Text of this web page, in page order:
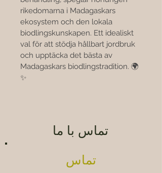
rikedomarna i Madagaskars
ekosystem och den lokala
biodlingskunskapen. Ett idealiskt
val för att stödja hållbart jordbruk
och upptäcka det bästa av
Madagaskars biodlingstradition. 🌍
✨
تماس با ما
تماس